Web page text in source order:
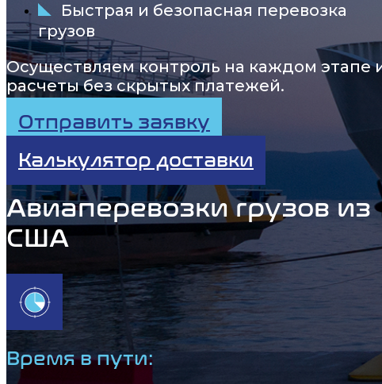
Быстрая и безопасная перевозка
грузов
Осуществляем контроль на каждом этапе
расчеты без скрытых платежей.
Отправить заявку
Калькулятор доставки
Авиаперевозки грузов из
США
Время в пути: